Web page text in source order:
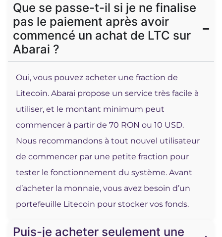
Que se passe-t-il si je ne finalise
pas le paiement après avoir
commencé un achat de LTC sur
Abarai ?
Oui, vous pouvez acheter une fraction de
Litecoin. Abarai propose un service très facile à
utiliser, et le montant minimum peut
commencer à partir de 70 RON ou 10 USD.
Nous recommandons à tout nouvel utilisateur
de commencer par une petite fraction pour
tester le fonctionnement du système. Avant
d’acheter la monnaie, vous avez besoin d’un
portefeuille Litecoin pour stocker vos fonds.
Puis-je acheter seulement une